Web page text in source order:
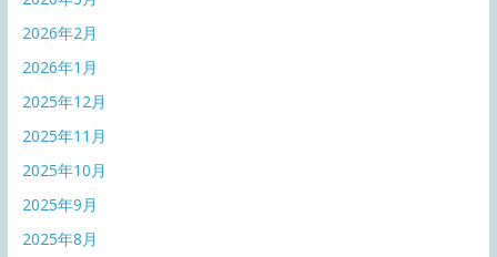
2026年2月
2026年1月
2025年12月
2025年11月
2025年10月
2025年9月
2025年8月